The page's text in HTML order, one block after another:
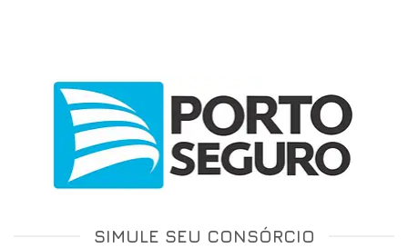
SIMULE SEU CONSÓRCIO